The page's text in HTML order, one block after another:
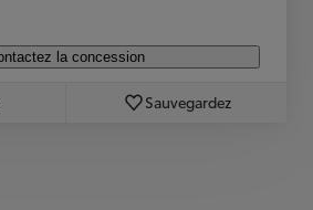
la concession
Sauvegardez